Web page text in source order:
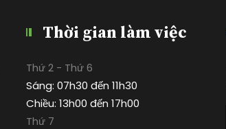
Thời gian làm việc
Thứ 2 - Thứ 6
Sáng: 07h30 đến 11h30
Chiều: 13h00 đến 17h00
Thứ 7